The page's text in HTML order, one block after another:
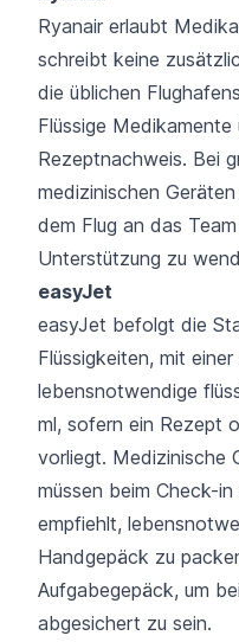
Ryanair erlaubt
schreibt keine
die üblichen
Flüssige
Rezeptnachweis. Bei
medizinischen
dem Flug an das
Unterstützung zu
easyJet
easyJet befolgt die
Flüssigkeiten, mit
lebensnotwendige
ml, sofern ein Rezept
vorliegt. Medizinische
müssen beim Check-
empfiehlt,
Handgepäck zu
Aufgabegepäck, um
abgesichert zu sein.